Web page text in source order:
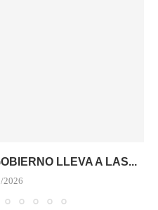
LLEVA A LAS...
2026